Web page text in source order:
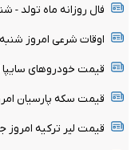
فال روزانه ماه تولد - شنبه ۱۷ مرداد
اوقات شرعی امروز شنبه ۱۷ مرداد ۱۴۰۵
قیمت خودرو‌های سایپا امروز جمعه
قیمت سکه پارسیان امروز جمعه ۱۶
قیمت لیر ترکیه امروز جمعه ۱۶ مرداد